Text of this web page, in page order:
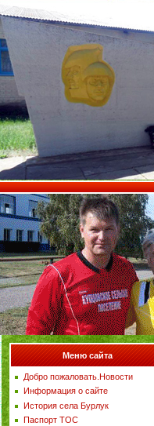
Меню сайта
Добро пожаловать.Новости
Информация о сайте
История села Бурлук
Паспорт ТОС